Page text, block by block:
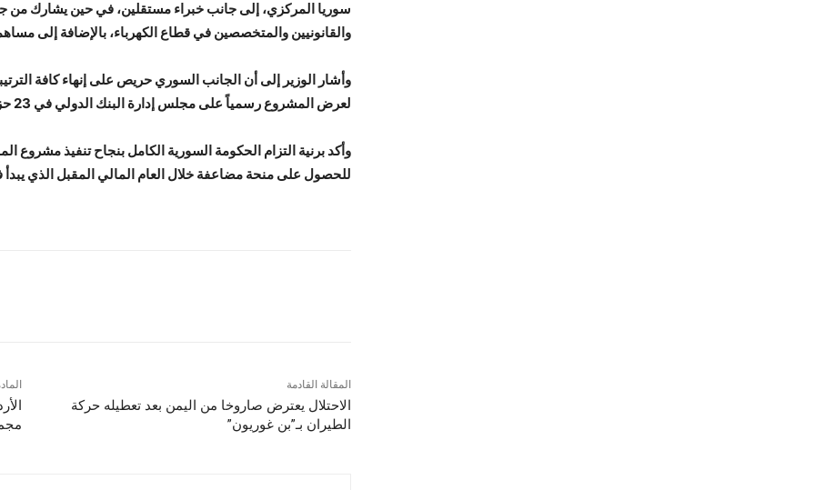
سوريا المركزي، إلى جانب خبراء مستقلين، في حين يشارك من
والقانونيين والمتخصصين في قطاع الكهرباء، بالإضافة إلى
وأشار الوزير إلى أن الجانب السوري حريص على إنهاء كافة
لعرض المشروع رسمياً على مجلس إدارة البنك الدولي في 23 حزيران الحالي لإقراره.
وأكد برنية التزام الحكومة السورية الكامل بنجاح تنفيذ مشروع
للحصول على منحة مضاعفة خلال العام المالي المقبل الذي يبدأ في
المقالة القادمة
الاحتلال يعترض صاروخا من اليمن بعد تعطيله حركة
الطيران بـ”بن غوريون”